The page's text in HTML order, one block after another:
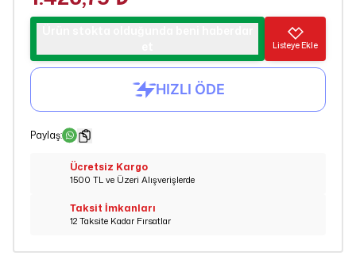
Listeye Ekle
Paylaş:
Ücretsiz Kargo
1500 TL ve Üzeri Alışverişlerde
Taksit İmkanları
12 Taksite Kadar Fırsatlar